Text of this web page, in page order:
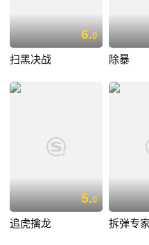
6.0
扫黑决战 除暴
5.0
追虎擒龙 拆弹专